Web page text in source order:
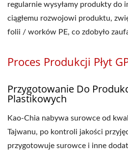
regularnie wysyłamy produkty do
ciągłemu rozwojowi produktu,
folii / worków PE, co zdobyło
Proces Produkcji Płyt
Przygotowanie Do
Plastikowych
Kao-Chia nabywa surowce od
Tajwanu, po kontroli jakości
przygotowuje surowce i inne